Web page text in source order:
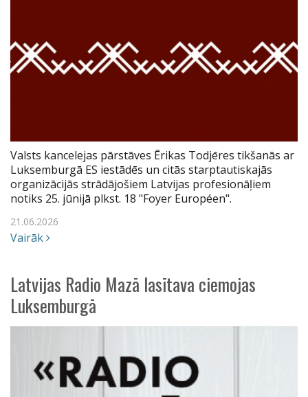
Valsts kancelejas pārstāves Ērikas Todjēres tikšanās ar
Luksemburgā ES iestādēs un citās starptautiskajās
organizācijās strādājošiem Latvijas profesionāļiem
notiks 25. jūnijā plkst. 18 "Foyer Européen".
21.06.2026
Vairāk
Latvijas Radio Mazā lasītava ciemojas
Luksemburgā